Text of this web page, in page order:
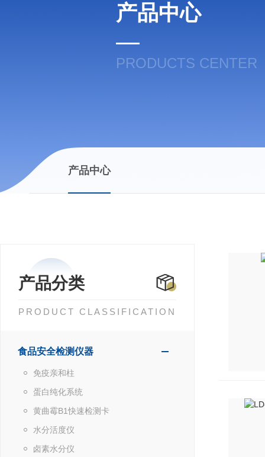
产品中心
PRODUCTS CENTER
产品中心
产品分类
PRODUCT CLASSIFICATION
食品安全检测仪器
免疫亲和柱
蛋白纯化系统
黄曲霉B1快速检测卡
水分活度仪
卤素水分仪